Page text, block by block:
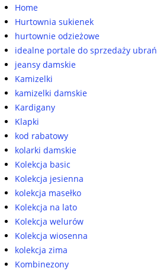
Home
Hurtownia sukienek
hurtownie odzieżowe
idealne portale do sprzedaży ubrań
jeansy damskie
Kamizelki
kamizelki damskie
Kardigany
Klapki
kod rabatowy
kolarki damskie
Kolekcja basic
Kolekcja jesienna
kolekcja masełko
Kolekcja na lato
Kolekcja welurów
Kolekcja wiosenna
kolekcja zima
Kombinezony